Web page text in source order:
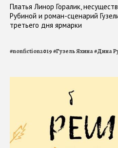
Платья Линор Горалик,
Рубиной и роман-сценарий
третьего дня ярмарки
#nonfiction2019#Гузель Яхина#Дина